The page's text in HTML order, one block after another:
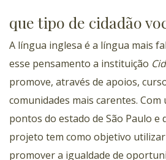
que tipo de cidadão
A língua inglesa é a língua mais
esse pensamento a instituição
promove, através de apoios,
comunidades mais carentes. Com
pontos do estado de São Paulo e
projeto tem como objetivo
promover a igualdade de